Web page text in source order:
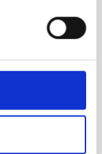
økonomisk